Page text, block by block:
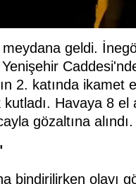
geldi.
2. katında ikamet
Havaya 8
gözaltına alındı.
bindirilirken olayı